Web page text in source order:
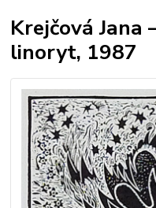
Krejčová Jana
linoryt, 1987